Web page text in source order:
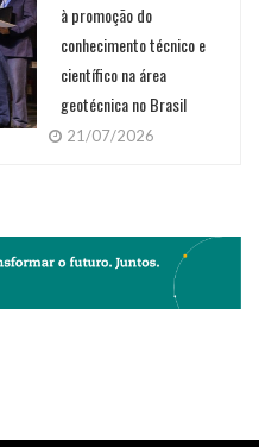
à promoção do
conhecimento técnico e
científico na área
geotécnica no Brasil
21/07/2026